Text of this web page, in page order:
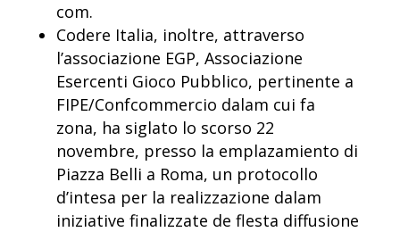
com.
Codere Italia, inoltre, attraverso
l’associazione EGP, Associazione
Esercenti Gioco Pubblico, pertinente a
FIPE/Confcommercio dalam cui fa
zona, ha siglato lo scorso 22
novembre, presso la emplazamiento di
Piazza Belli a Roma, un protocollo
d’intesa per la realizzazione dalam
iniziative finalizzate de flesta diffusione